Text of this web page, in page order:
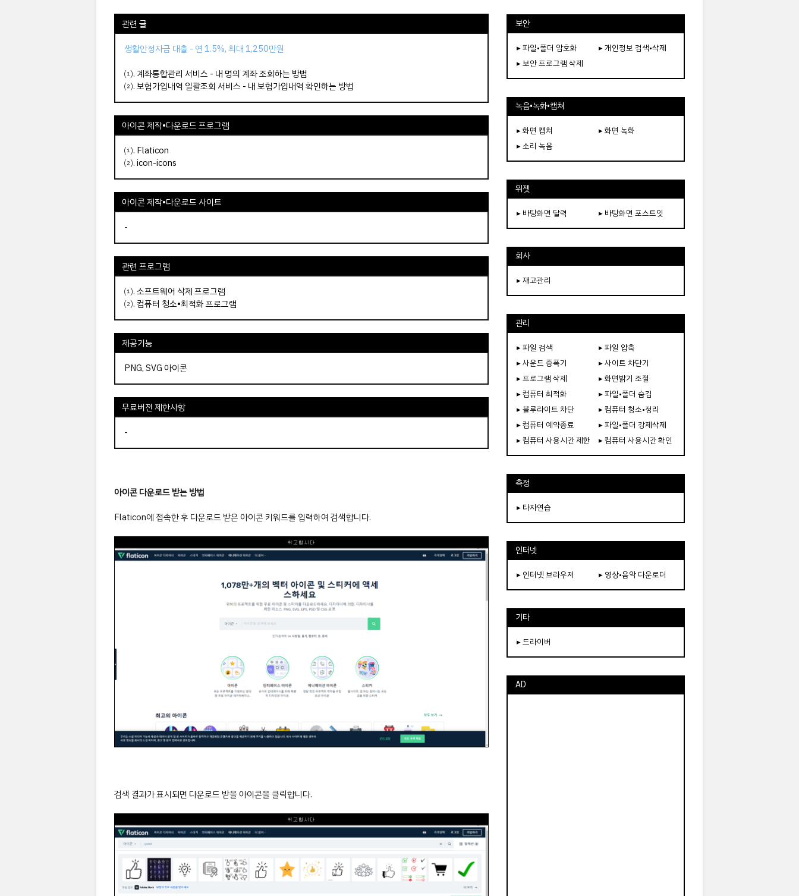
관련 글
생활안정자금 대출 - 연 1.5%, 최대 1,250만원
⑴. 계좌통합관리 서비스 - 내 명의 계좌 조회하는 방법
⑵.보험가입내역 일괄조회 서비스 - 내 보험가입내역 확인하는 방법
아이콘 제작•다운로드 프로그램
⑴. Flaticon
⑵.icon-icons
아이콘 제작•다운로드 사이트
-
관련 프로그램
⑴.소프트웨어 삭제 프로그램
⑵. 컴퓨터 청소•최적화 프로그램
제공기능
PNG, SVG 아이콘
무료버전 제한사항
-
아이콘 다운로드 받는 방법
Flaticon에 접속한 후 다운로드 받은 아이콘 키워드를 입력하여 검색합니다.
검색 결과가 표시되면 다운로드 받을 아이콘을 클릭합니다.
보안
▸ 파일•폴더 암호화
▸ 개인정보 검색•삭제
▸ 보안 프로그램 삭제
녹음•녹화•캡쳐
▸ 화면 캡쳐
▸ 화면 녹화
▸ 소리 녹음
위젯
▸ 바탕화면 달력 ▸ 바탕화면 포스트잇
회사
▸ 재고관리
관리
▸ 파일 검색
▸ 파일 압축
▸ 사운드 증폭기
▸ 사이트 차단기
▸ 프로그램 삭제
▸ 화면밝기 조절
▸ 컴퓨터 최적화
▸ 파일•폴더 숨김
▸ 블루라이트 차단
▸ 컴퓨터 청소•정리
▸ 컴퓨터 예약종료
▸ 파일•폴더 강제삭제
▸ 컴퓨터 사용시간 제한
▸ 컴퓨터 사용시간 확인
측정
▸ 타자연습
인터넷
▸ 인터넷 브라우저 ▸ 영상•음악 다운로더
기타
▸ 드라이버
AD